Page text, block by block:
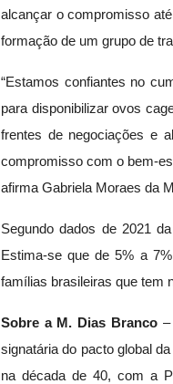
alcançar o compromisso
formação de um grupo de
“Estamos confiantes no
para disponibilizar ovos
frentes de negociações e
compromisso com o bem-
afirma Gabriela Moraes da
Segundo dados de 2021
Estima-se que de 5% a
famílias brasileiras que tem
Sobre a M. Dias Branco–
signatária do pacto global
na década de 40, com a